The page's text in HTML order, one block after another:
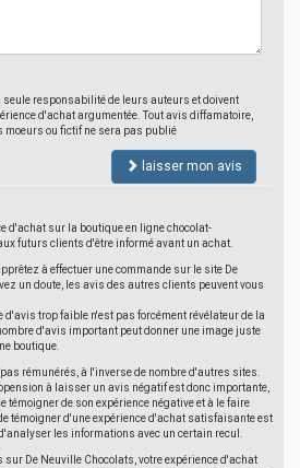
seule responsabilité de leurs auteurs et doivent
d'achat argumentée. Tout avis diffamatoire,
moeurs ou fictif ne sera pas publié
laisser mon avis
d'achat sur la boutique en ligne chocolat-
futurs clients d'être informé avant un achat.
à effectuer une commande sur le site De
un doute, les avis des autres clients peuvent vous
d'avis trop faible n'est pas forcément révélateur de la
d'avis important peut donner une image juste
boutique.
rémunérés, à l'inverse de nombre d'autres sites.
à laisser un avis négatif est donc importante,
témoigner de son expérience négative et à le faire
témoigner d'une expérience d'achat satisfaisante est
les informations avec un certain recul.
De Neuville Chocolats, votre expérience d'achat